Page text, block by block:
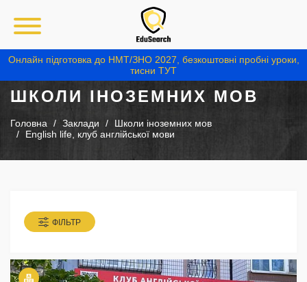
Онлайн підготовка до НМТ/ЗНО 2027, безкоштовні пробні уроки,
тисни ТУТ
ШКОЛИ ІНОЗЕМНИХ МОВ
Головна Заклади
Школи іноземних мов
English life, клуб англійської мови
ФІЛЬТР